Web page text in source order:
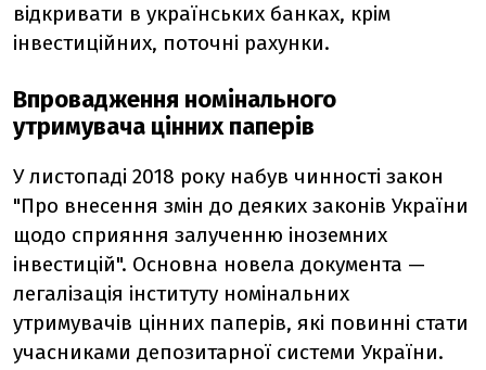
відкривати в українських банках, крім
інвестиційних, поточні рахунки.
Впровадження номінального
утримувача цінних паперів
У листопаді 2018 року набув чинності закон
"Про внесення змін до деяких законів України
щодо сприяння залученню іноземних
інвестицій". Основна новела документа —
легалізація інституту номінальних
утримувачів цінних паперів, які повинні стати
учасниками депозитарної системи України.